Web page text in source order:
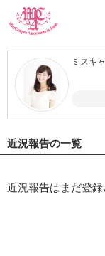
ミスキ
近況報告の一覧
近況報告はまだ登録